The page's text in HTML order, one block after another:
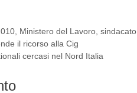
Ministero del Lavoro ,sindacato
il ricorso alla Cig
cercasi nel Nord Italia